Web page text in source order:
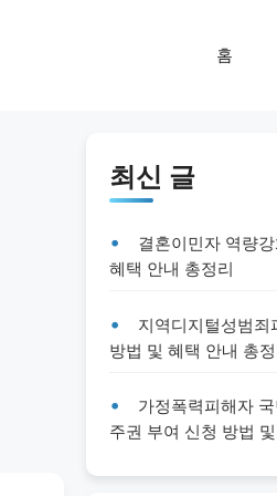
홈
최신 글
결혼이민자 역량
혜택 안내 총정리
지역디지털성범죄
방법 및 혜택 안내 총
가정폭력피해자
주권 부여 신청 방법